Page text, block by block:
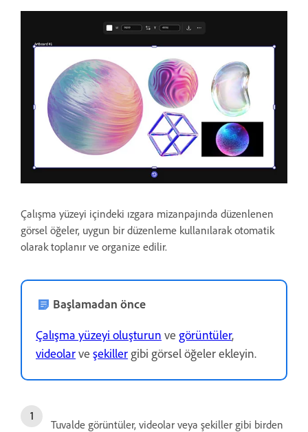
Çalışma yüzeyi içindeki ızgara mizanpajında düzenlenen
görsel öğeler, uygun bir düzenleme kullanılarak otomatik
olarak toplanır ve organize edilir.
Başlamadan önce
Çalışma yüzeyi oluşturun ve görüntüler,
videolarve şekiller gibi görsel öğeler ekleyin.
Tuvalde görüntüler, videolar veya şekiller gibi birden